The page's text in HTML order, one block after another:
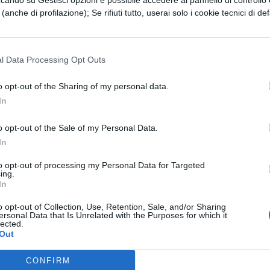
di profilazione); Se rifiuti tutto, userai solo i cookie tecnici di
Data Processing Opt Outs
opt-out of the Sharing of my personal data.
opt-out of the Sale of my Personal Data.
opt-out of processing my Personal Data for Targeted
opt-out of Collection, Use, Retention, Sale, and/or Sharing
Data that Is Unrelated with the Purposes for which it
CONFIRM
schede perforate, poi si è passati a sistemi di
ed attualmente si usano sistemi di
(Floppy Disk e Hard Disk) e sistemi di
del laser (Compact Disk e DVD).
quali
Rabdomante: cosa